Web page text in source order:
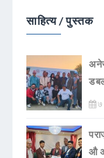
साहित्य / पुस्तक
७
औ